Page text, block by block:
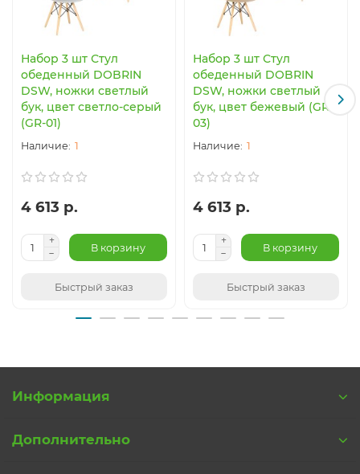
Набор 3 шт Стул
обеденный DOBRIN
DSW, ножки светлый
бук, цвет светло-серый
(GR-01)
1
4 613 р.
В корзину
Быстрый заказ
Набор 3 шт Стул
обеденный DOBRIN
DSW, ножки светлый
бук, цвет бежевый (GR-
03)
1
4 613 р.
В корзину
Быстрый заказ
Информация
Дополнительно